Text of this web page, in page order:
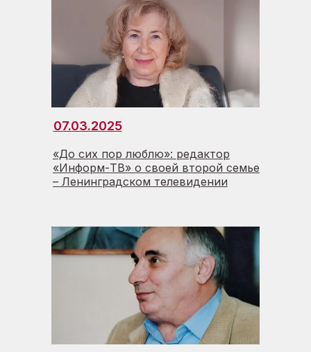
07.03.2025
«До сих пор люблю»: редактор
«Информ-TВ» о своей второй семье
– Ленинградском телевидении